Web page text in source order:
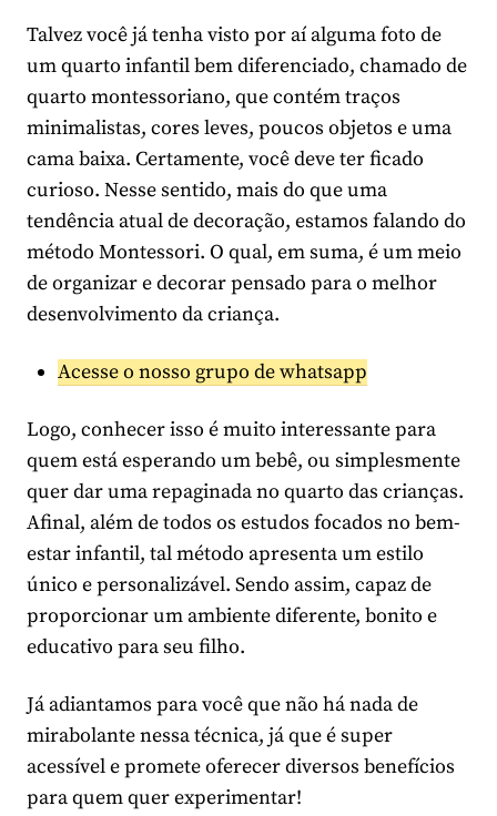
Talvez você já tenha visto por aí alguma foto de
um quarto infantil bem diferenciado, chamado de
quarto montessoriano, que contém traços
minimalistas, cores leves, poucos objetos e uma
cama baixa. Certamente, você deve ter ficado
curioso. Nesse sentido, mais do que uma
tendência atual de decoração, estamos falando do
método Montessori. O qual, em suma, é um meio
de organizar e decorar pensado para o melhor
desenvolvimento da criança.
Acesse o nosso grupo de whatsapp
Logo, conhecer isso é muito interessante para
quem está esperando um bebê, ou simplesmente
quer dar uma repaginada no quarto das crianças.
Afinal, além de todos os estudos focados no bem-
estar infantil, tal método apresenta um estilo
único e personalizável. Sendo assim, capaz de
proporcionar um ambiente diferente, bonito e
educativo para seu filho.
Já adiantamos para você que não há nada de
mirabolante nessa técnica, já que é super
acessível e promete oferecer diversos benefícios
para quem quer experimentar!